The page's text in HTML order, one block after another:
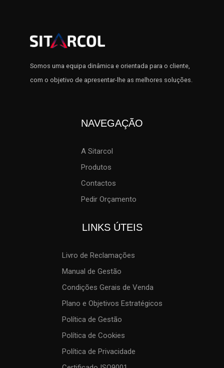
Somos uma equipa dinâmica e orientada para o cliente,
com o objetivo de apresentar-lhe as melhores soluções.
NAVEGAÇÃO
A Sitarcol
Produtos
Contactos
Pedir Orçamento
LINKS ÚTEIS
Livro de Reclamações
Manual de Gestão
Condições Gerais de Venda
Plano e Objetivos Estratégicos
Política de Gestão
Política de Cookies
Política de Privacidade